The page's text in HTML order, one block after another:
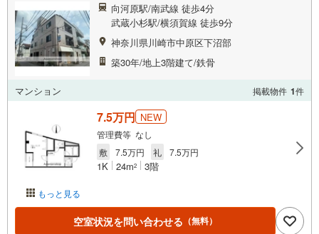
向河原駅/南武線 徒歩4分
武蔵小杉駅/横須賀線 徒歩9分
神奈川県川崎市中原区下沼部
築30年/地上3階建て/鉄骨
マンション 掲載物件 1件
もっと見る
7.5万円 NEW
管理費等 なし
敷
7.5万円 礼 7.5万円
1K 24m2 3階
空室状況を問い合わせる （無料）